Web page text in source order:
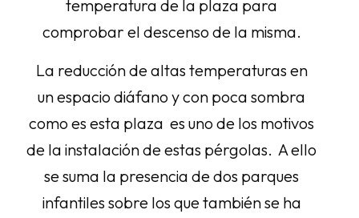
temperatura de la plaza para
comprobar el descenso de la misma.
La reducción de altas temperaturas en
un espacio diáfano y con poca sombra
como es esta plaza es uno de los motivos
de la instalación de estas pérgolas. A ello
se suma la presencia de dos parques
infantiles sobre los que también se ha